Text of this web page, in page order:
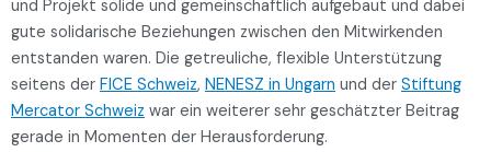
und Projekt solide und gemeinschaftlich aufgebaut und dabei
gute solidarische Beziehungen zwischen den Mitwirkenden
entstanden waren. Die getreuliche, flexible Unterstützung
seitens der FICE Schweiz, NENESZ in Ungarn und der Stiftung
Mercator Schweiz war ein weiterer sehr geschätzter Beitrag
gerade in Momenten der Herausforderung.